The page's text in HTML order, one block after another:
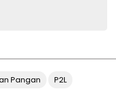
Pangan P2L